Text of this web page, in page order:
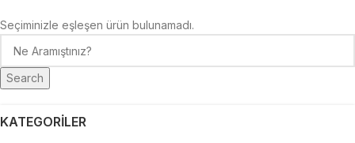
KATEGORILER
Seçiminizle eşleşen ürün bulunamadı.
Search